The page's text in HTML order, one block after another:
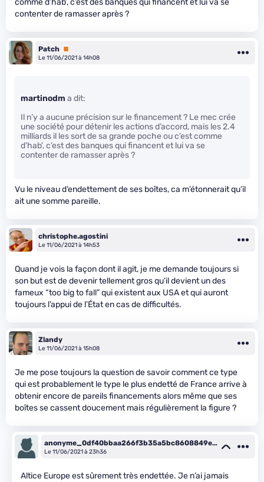
comme d’hab’, c’est des banques qui financent et lui va se
contenter de ramasser après ?
Patch Premium
Le 11/06/2021 à 14h08
martinodm a dit:
Il n’y a aucune précision sur le financement ? Le mec crée
une société pour détenir les actions d’accord, mais les 2.4
milliards il les sort de sa grande poche ou c’est comme
d’hab’, c’est des banques qui financent et lui va se
contenter de ramasser après ?
Vu le niveau d’endettement de ses boîtes, ca m’étonnerait qu’il
ait une somme pareille.
christophe.agostini
Le 11/06/2021 à 14h53
Quand je vois la façon dont il agit, je me demande toujours si
son but est de devenir tellement gros qu’il devient un des
fameux “too big to fall” qui existent aux USA et qui auront
toujours l’appui de l’État en cas de difficultés.
Zlandy
Le 11/06/2021 à 15h08
Je me pose toujours la question de savoir comment ce type
qui est probablement le type le plus endetté de France arrive à
obtenir encore de pareils financements alors même que ses
boîtes se cassent doucement mais régulièrement la figure ?
anonyme_0df40bbaa266f3b35a5bc8608849e6
bb
Le 11/06/2021 à 23h36
Altice Europe est sûrement très endettée. Je n’ai jamais